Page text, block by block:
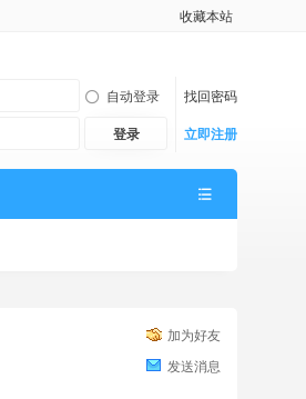
收藏本站
自动登录
找回密码
登录 立即注册
加为好友
发送消息